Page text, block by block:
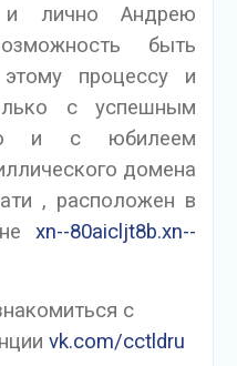
и лично Андрею
быть
процессу и
с успешным
и с юбилеем
домена
, расположен в
xn--80aicljt8b.xn--
с
vk.com/cctldru